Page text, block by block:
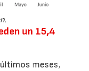
un 15,4
meses,